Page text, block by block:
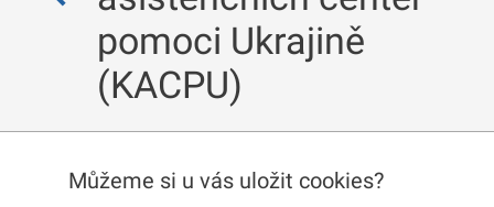
Můžeme si u vás uložit cookies?
pomoci Ukrajině
(KACPU)
Publikováno:20. 3. 2024